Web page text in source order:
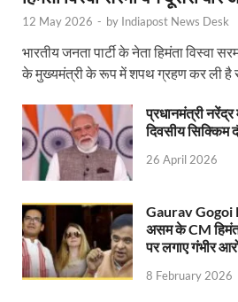
UP Rain Basera:
Nidhi Yojana:
Indramani Badoni
CM Yogi meets
UP Vidhan
UP Vidhan
12 May 2026 - by Indiapost News Desk
भारतीय जनता पार्टी के नेता हिमंता विस्वा
के मुख्यमंत्री के रूप में शपथ ग्रहण कर ली है
प्रधानमंत्री
दिवसीय सिक्किम
26 April 2026
Gaurav Gogoi
असम के CM हिमंता
पर लगाए गंभीर
8 February 2026